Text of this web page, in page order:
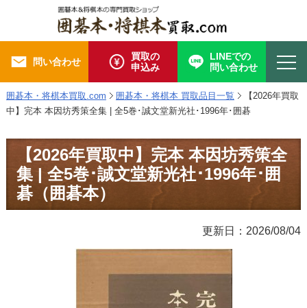
問い合わせ
買取の
申込み
LINEでの
問い合わせ
囲碁本・将棋本買取.com 囲碁本・将棋本 買取品目一覧
【2026年買取
中】完本 本因坊秀策全集 | 全5巻･誠文堂新光社･1996年･囲碁
【2026年買取中】完本 本因坊秀策全
集 | 全5巻･誠文堂新光社･1996年･囲
碁（囲碁本）
更新日：2026/08/04